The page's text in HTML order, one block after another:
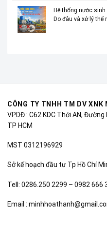
Hệ thống nước
Do đâu và xử lý thế
CÔNG TY TNHH TM DV XNK
VPDĐ : C62 KDC Thới AN, Đường
TP HCM
MST 0312196929
Sở kế hoạch đầu tư Tp Hồ Chí
Tell: 0286.250 2299 – 0982 666
Email :